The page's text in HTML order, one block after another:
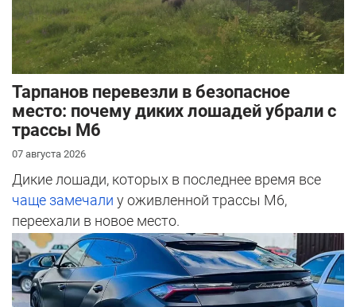
Тарпанов перевезли в безопасное
место: почему диких лошадей убрали с
трассы М6
07 августа 2026
Дикие лошади, которых в последнее время все
чаще замечали у оживленной трассы М6,
переехали в новое место.